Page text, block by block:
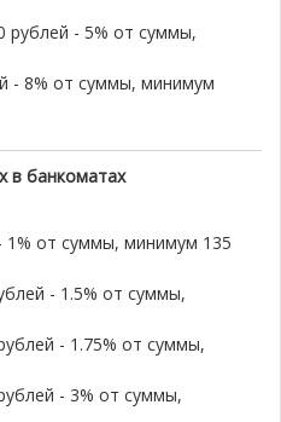
рублей - 5% от суммы,
- 8% от суммы, минимум
в банкоматах
1% от суммы, минимум 135
- 1.5% от суммы,
- 1.75% от суммы,
- 3% от суммы,